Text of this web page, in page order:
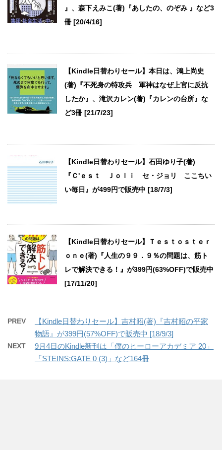
』、森下えみこ(著)『あしたの、のぞみ 』など3
冊 [20/4/16]
【Kindle日替わりセール】本日は、鴻上尚史
(著)『不死身の特攻兵 軍神はなぜ上官に反抗
したか』、滝沢カレン(著)『カレンの台所』な
ど3冊 [21/7/23]
【Kindle日替わりセール】石田ゆり子(著)
『Ｃ'ｅｓｔ Ｊｏｌｉ セ・ジョリ ここちい
い毎日』が499円で販売中 [18/7/3]
【Kindle日替わりセール】Ｔｅｓｔｏｓｔｅｒ
ｏｎｅ(著)『人生の９９．９％の問題は、筋ト
レで解決できる！』が399円(63%OFF)で販売中
[17/11/20]
PREV
【Kindle日替わりセール】吉村昭(著)『吉村昭の平家
物語』が399円(57%OFF)で販売中 [18/9/3]
NEXT
9月4日のKindle新刊は「僕のヒーローアカデミア 20」
「STEINS;GATE 0 (3)」など164冊